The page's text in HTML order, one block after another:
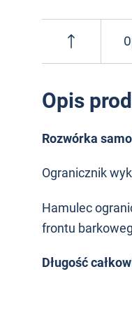
Opis
Rozwórka
Ogranicznik
Hamulec
frontu
Długość